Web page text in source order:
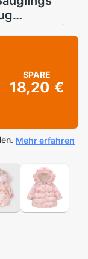
Mit
Schnee
SPARE
18,20 €
Mehr erfahren